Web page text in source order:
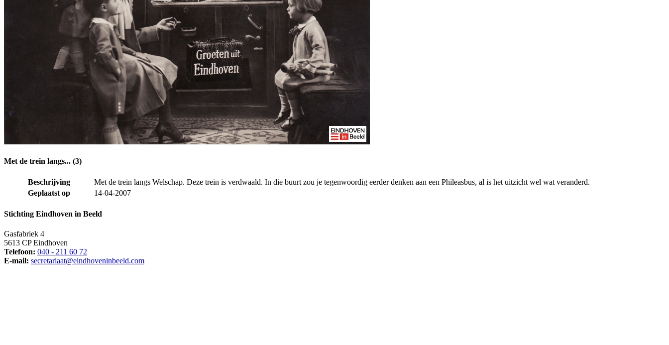
Met de trein langs... (3)
Beschrijving
Met de trein langs Welschap. Deze trein is verdwaald. In die buurt zou je tegenwoordig eerder denken aan een Phileasbus, al is het uitzicht wel wat veranderd.
Geplaatst op
14-04-2007
Stichting Eindhoven in Beeld
Gasfabriek 4
5613 CP Eindhoven
Telefoon: 040 - 211 60 72
E-mail: secretariaat@eindhoveninbeeld.com